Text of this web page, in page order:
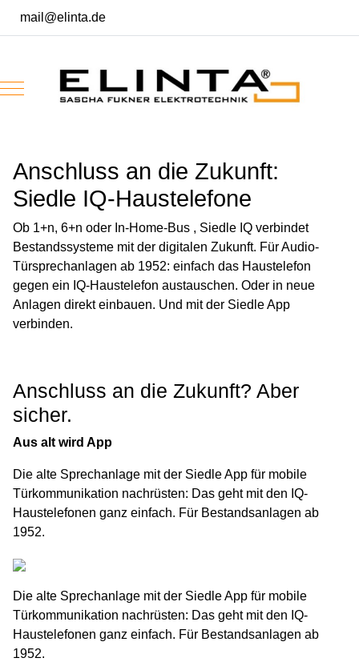
mail@elinta.de
Mobile Menu Toggle
Anschluss an die Zukunft:
Siedle IQ-Haustelefone
Ob 1+n, 6+n oder In-Home-Bus , Siedle IQ verbindet
Bestandssysteme mit der digitalen Zukunft. Für Audio-
Türsprechanlagen ab 1952: einfach das Haustelefon
gegen ein IQ-Haustelefon austauschen. Oder in neue
Anlagen direkt einbauen. Und mit der Siedle App
verbinden.
Anschluss an die Zukunft? Aber
sicher.
Aus alt wird App
Die alte Sprechanlage mit der Siedle App für mobile
Türkommunikation nachrüsten: Das geht mit den IQ-
Haustelefonen ganz einfach. Für Bestandsanlagen ab
1952.
Die alte Sprechanlage mit der Siedle App für mobile
Türkommunikation nachrüsten: Das geht mit den IQ-
Haustelefonen ganz einfach. Für Bestandsanlagen ab
1952.